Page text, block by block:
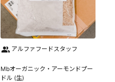
アルファフードスタッフ
Mbオーガニック・アーモンドプー
ドル (生)